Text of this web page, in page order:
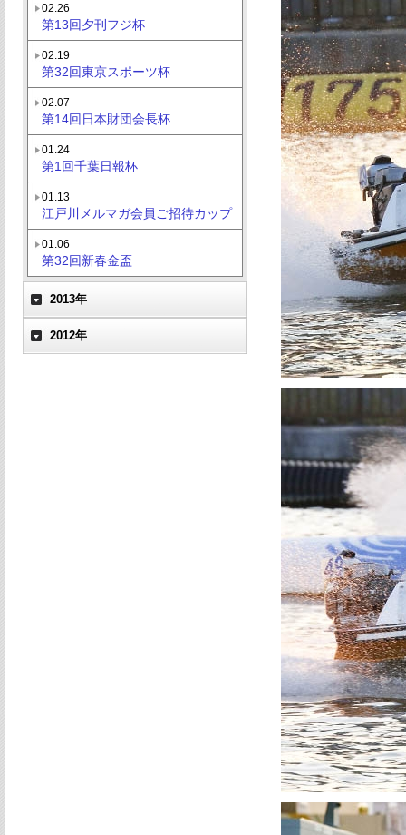
02.26
第13回夕刊フジ杯
02.19
第32回東京スポーツ杯
02.07
第14回日本財団会長杯
01.24
第1回千葉日報杯
01.13
江戸川メルマガ会員ご招待カップ
01.06
第32回新春金盃
2013年
2012年